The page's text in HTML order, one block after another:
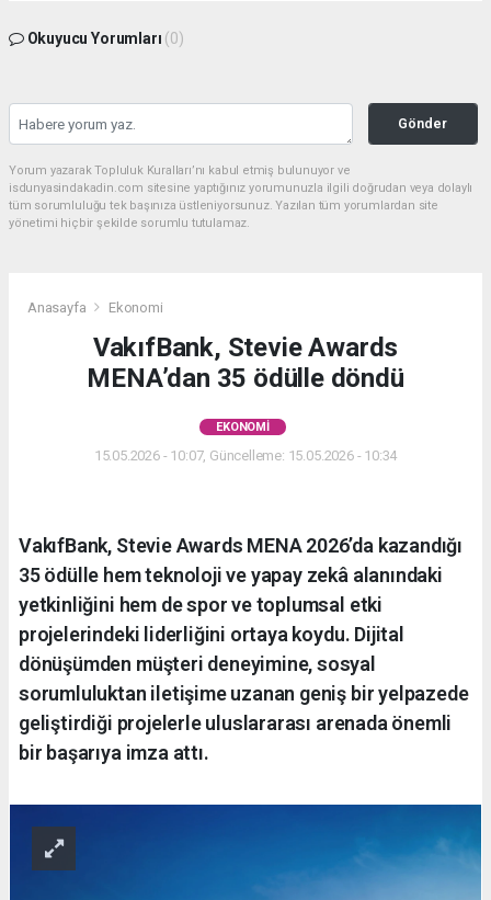
Okuyucu Yorumları (0)
Gönder
Yorum yazarak Topluluk Kuralları’nı kabul etmiş bulunuyor ve
isdunyasindakadin.com sitesine yaptığınız yorumunuzla ilgili doğrudan veya dolaylı
tüm sorumluluğu tek başınıza üstleniyorsunuz. Yazılan tüm yorumlardan site
yönetimi hiçbir şekilde sorumlu tutulamaz.
Anasayfa Ekonomi
VakıfBank, Stevie Awards
MENA’dan 35 ödülle döndü
EKONOMI
15.05.2026 - 10:07, Güncelleme: 15.05.2026 - 10:34
VakıfBank, Stevie Awards MENA 2026’da kazandığı
35 ödülle hem teknoloji ve yapay zekâ alanındaki
yetkinliğini hem de spor ve toplumsal etki
projelerindeki liderliğini ortaya koydu. Dijital
dönüşümden müşteri deneyimine, sosyal
sorumluluktan iletişime uzanan geniş bir yelpazede
geliştirdiği projelerle uluslararası arenada önemli
bir başarıya imza attı.